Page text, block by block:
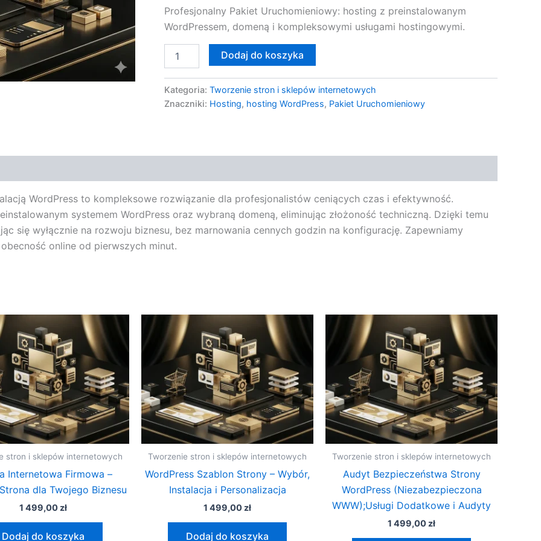
Profesjonalny Pakiet Uruchomieniowy: hosting z preinstalowanym
WordPressem, domeną i kompleksowymi usługami hostingowymi.
Dodaj do koszyka
Kategoria: Tworzenie stron i sklepów internetowych
Znaczniki: Hosting, hosting WordPress, Pakiet Uruchomieniowy
WordPress to kompleksowe rozwiązanie dla profesjonalistów ceniących czas i efektywność.
systemem WordPress oraz wybraną domeną, eliminując złożoność techniczną. Dzięki temu
się wyłącznie na rozwoju biznesu, bez marnowania cennych godzin na konfigurację. Zapewniamy
online od pierwszych minut.
stron i sklepów internetowych
Internetowa Firmowa –
dla Twojego Biznesu
1 499,00 zł
Dodaj do koszyka
Tworzenie stron i sklepów internetowych
WordPress Szablon Strony – Wybór,
Instalacja i Personalizacja
1 499,00 zł
Dodaj do koszyka
Tworzenie stron i sklepów internetowych
Audyt Bezpieczeństwa Strony
WordPress (Niezabezpieczona
WWW);Usługi Dodatkowe i Audyty
1 499,00 zł